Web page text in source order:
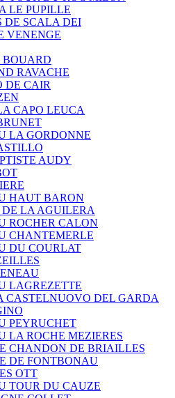
LE PUPILLE
DE SCALA DEI
VENENGE
BOUARD
RAVACHE
DE CAIR
CAPO LEUCA
LA GORDONNE
AUDY
HAUT BARON
DE LA AGUILERA
ROCHER CALON
CHANTEMERLE
DU COURLAT
LAGREZETTE
CASTELNUOVO DEL GARDA
PEYRUCHET
LA ROCHE MEZIERES
CHANDON DE BRIAILLES
DE FONTBONAU
OTT
TOUR DU CAUZE